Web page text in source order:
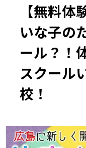
【無料
いな子の
ール？！
スクール
校！